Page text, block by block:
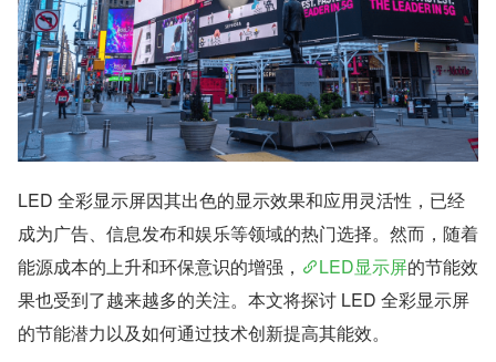
LED 全彩显示屏因其出色的显示效果和应用灵活性，已经
成为广告、信息发布和娱乐等领域的热门选择。然而，随着
能源成本的上升和环保意识的增强，
LED显示屏的节能效
果也受到了越来越多的关注。本文将探讨 LED 全彩显示屏
的节能潜力以及如何通过技术创新提高其能效。